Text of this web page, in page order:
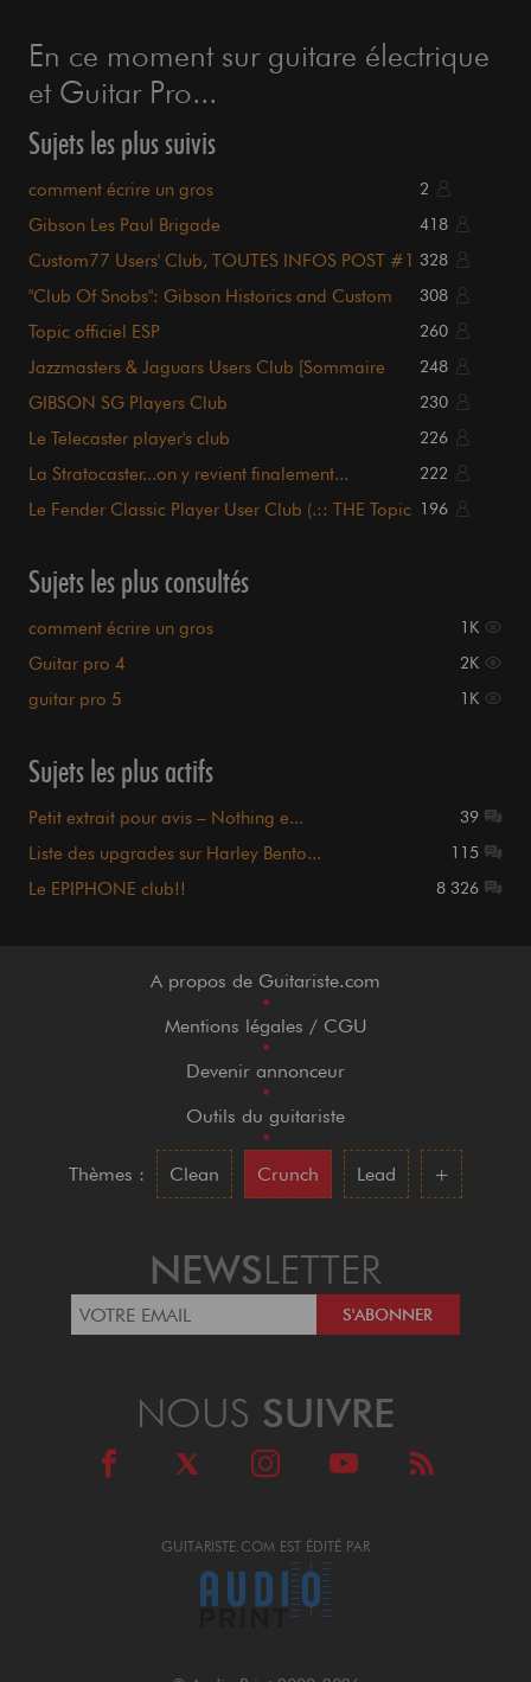
En ce moment sur guitare électrique
et Guitar Pro...
Sujets les plus suivis
comment écrire un gros 2
Gibson Les Paul Brigade 418
Custom77 Users' Club, TOUTES INFOS POST #1 328
"Club Of Snobs": Gibson Historics and Custom
308
Topic officiel ESP 260
Jazzmasters & Jaguars Users Club [Sommaire
248
GIBSON SG Players Club 230
Le Telecaster player's club 226
La Stratocaster...on y revient finalement... 222
Le Fender Classic Player User Club (.:: THE Topic 196
Sujets les plus consultés
comment écrire un gros 1K
Guitar pro 4 2K
guitar pro 5 1K
Sujets les plus actifs
Petit extrait pour avis – Nothing e... 39
Liste des upgrades sur Harley Bento... 115
Le EPIPHONE club!! 8 326
A propos de Guitariste.com
•
Mentions légales / CGU
•
Devenir annonceur
•
Outils du guitariste
•
Thèmes :
Clean Crunch Lead +
NEWSLETTER
GUITARISTE.COM EST ÉDITÉ PAR
NOUS SUIVRE